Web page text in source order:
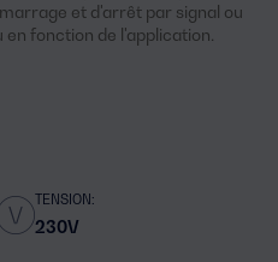
et d'arrêt par signal ou
fonction de l'application.
TENSION:
230V